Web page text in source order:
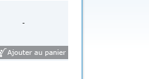
-